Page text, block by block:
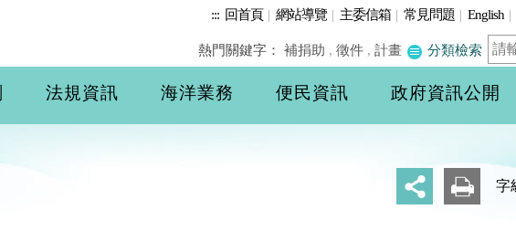
::: 回首頁| 網站導覽 | 主委信箱 | 常見問題 | English |
熱門關鍵字： 補捐助 , 徵件 , 計畫 分類檢索
法規資訊 海洋業務 便民資訊 政府資訊公開
字